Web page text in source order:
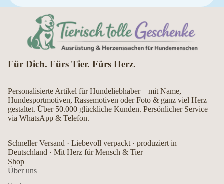
Für Dich. Fürs Tier. Fürs Herz.
Personalisierte Artikel für Hundeliebhaber – mit Name,
Hundesportmotiven, Rassemotiven oder Foto & ganz viel Herz
gestaltet. Über 50.000 glückliche Kunden. Persönlicher Service
via WhatsApp & Telefon.
Schneller Versand · Liebevoll verpackt · produziert in
Deutschland · Mit Herz für Mensch & Tier
Shop
Über uns